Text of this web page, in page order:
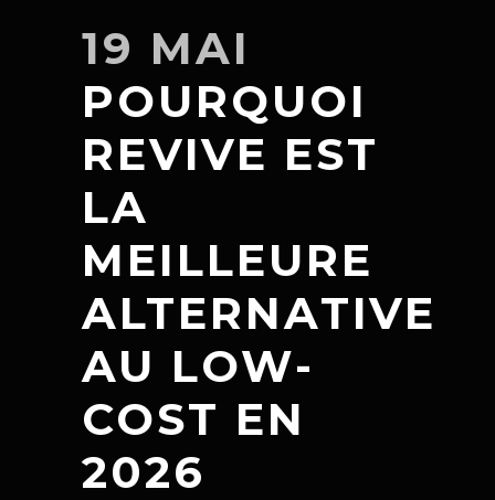
19 MAI
POURQUOI
REVIVE EST
LA
MEILLEURE
ALTERNATIVE
AU LOW-
COST EN
2026